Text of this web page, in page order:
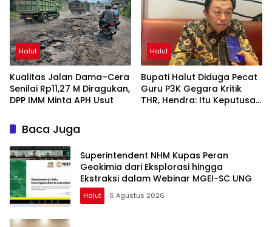
Halut
Kualitas Jalan Dama–Cera
Senilai Rp11,27 M Diragukan,
DPP IMM Minta APH Usut
Halut
Bupati Halut Diduga Pecat
Guru P3K Gegara Kritik
THR, Hendra: Itu Keputusan
Baca Juga
Superintendent NHM Kupas Peran
Geokimia dari Eksplorasi hingga
Ekstraksi dalam Webinar MGEI-SC UNG
Halut 6 Agustus 2026